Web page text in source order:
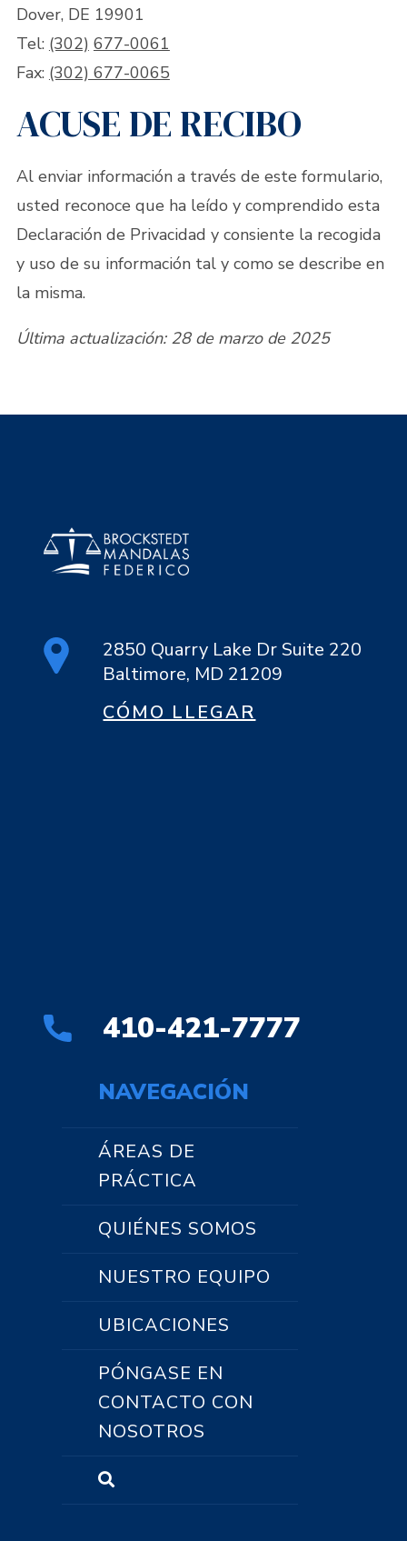
Dover, DE 19901
Tel: (302) 677-0061
Fax: (302) 677-0065
ACUSE DE RECIBO
Al enviar información a través de este formulario,
usted reconoce que ha leído y comprendido esta
Declaración de Privacidad y consiente la recogida
y uso de su información tal y como se describe en
la misma.
Última actualización: 28 de marzo de 2025
2850 Quarry Lake Dr Suite 220
Baltimore, MD 21209
CÓMO LLEGAR
410-421-7777
NAVEGACIÓN
ÁREAS DE
PRÁCTICA
QUIÉNES SOMOS
NUESTRO EQUIPO
UBICACIONES
PÓNGASE EN
CONTACTO CON
NOSOTROS